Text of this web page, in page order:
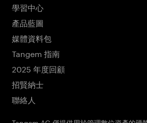
學習中心
產品藍圖
媒體資料包
Tangem 指南
2025 年度回顧
招賢納士
聯絡人